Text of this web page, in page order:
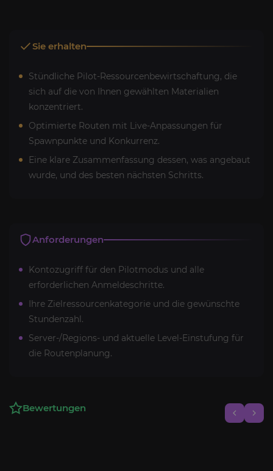
Sie erhalten
Stündliche Pilot-Ressourcenbewirtschaftung, die
sich auf die von Ihnen gewählten Materialien
konzentriert.
Optimierte Routen mit Live-Anpassungen für
Spawnpunkte und Konkurrenz.
Eine klare Zusammenfassung dessen, was angebaut
wurde, und des besten nächsten Schritts.
Anforderungen
Kontozugriff für den Pilotmodus und alle
erforderlichen Anmeldeschritte.
Ihre Zielressourcenkategorie und die gewünschte
Stundenzahl.
Server-/Regions- und aktuelle Level-Einstufung für
die Routenplanung.
Bewertungen